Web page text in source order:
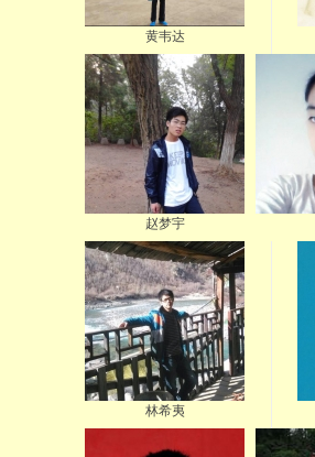
黄韦达
赵梦宇
林希夷